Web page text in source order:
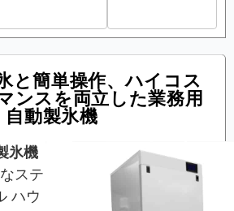
と簡単操作、ハイコス
ンスを両立した業務用
自動製氷機
氷機
ステ
ハウ